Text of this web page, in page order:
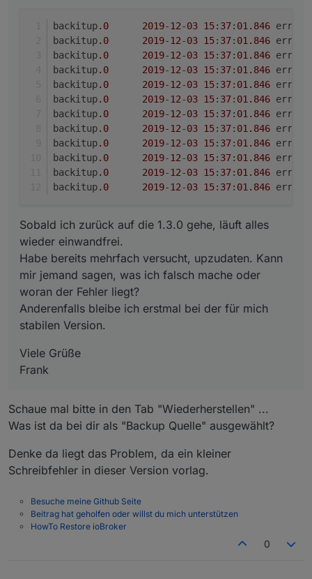
backitup.0	2019-12-03 15:37:01.846	error
backitup.0	2019-12-03 15:37:01.846	error
backitup.0 2019-12-03 15: 37: 01.846
backitup.0 2019-12-03 15: 37: 01.846
backitup.0 2019-12-03 15: 37: 01.846
backitup.0 2019-12-03 15: 37: 01.846
backitup.0 2019-12-03 15: 37: 01.846
backitup.0 2019-12-03 15: 37: 01.846
backitup.0 2019-12-03 15: 37: 01.846
backitup.0 2019-12-03 15: 37: 01.846
backitup.0 2019-12-03 15: 37: 01.846
backitup.0 2019-12-03 15: 37: 01.846
backitup.0 2019-12-03 15: 37: 01.846
backitup.0 2019-12-03 15: 37: 01.846
Sobald ich zurück auf die 1.3.0 gehe, läuft alles
wieder einwandfrei.
Habe bereits mehrfach versucht, upzudaten. Kann
mir jemand sagen, was ich falsch mache oder
woran der Fehler liegt?
Anderenfalls bleibe ich erstmal bei der für mich
stabilen Version.
Viele Grüße
Frank
Schaue mal bitte in den Tab "Wiederherstellen" ...
Was ist da bei dir als "Backup Quelle" ausgewählt?
Denke da liegt das Problem, da ein kleiner
Schreibfehler in dieser Version vorlag.
Besuche meine Github Seite
Beitrag hat geholfen oder willst du mich unterstützen
HowTo Restore ioBroker
0